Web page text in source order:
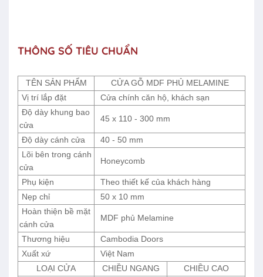
THÔNG SỐ TIÊU CHUẨN
TÊN SẢN PHẨM
CỬA GỖ MDF PHỦ MELAMINE
Vị trí lắp đặt
Cửa chính căn hộ, khách sạn
Độ dày khung bao
cửa
45 x 110 - 300 mm
Độ dày cánh cửa
40 - 50 mm
Lõi bên trong cánh
cửa
Honeycomb
Phụ kiện
Theo thiết kế của khách hàng
Nẹp chỉ
50 x 10 mm
Hoàn thiện bề mặt
cánh cửa
MDF phủ Melamine
Thương hiệu
Cambodia Doors
Xuất xứ
Việt Nam
LOẠI CỬA
CHIỀU NGANG
CHIỀU CAO